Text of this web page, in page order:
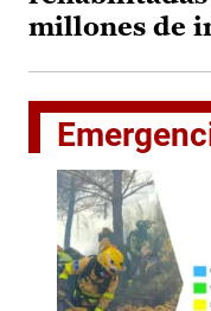
millones de